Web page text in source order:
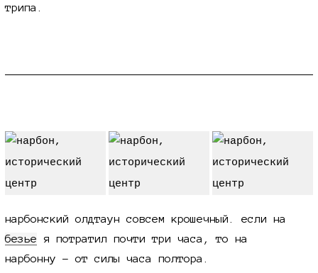
трипа.
нарбонский олдтаун совсем крошечный. если на
безье я потратил почти три часа, то на
нарбонну - от силы часа полтора.